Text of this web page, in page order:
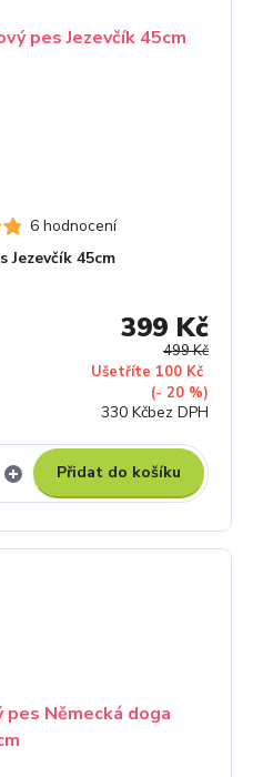
6 hodnocení
Jezevčík 45cm
499 Kč
Ušetříte 100 Kč
(- 20 %)
399 Kč
330 Kčbez DPH
Přidat do košíku